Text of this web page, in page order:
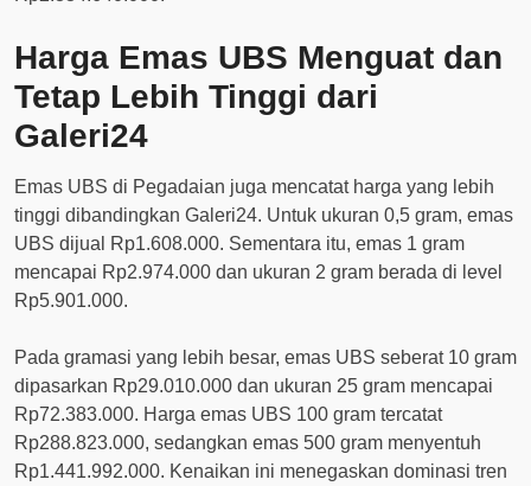
Harga Emas UBS Menguat dan
Tetap Lebih Tinggi dari
Galeri24
Emas UBS di Pegadaian juga mencatat harga yang lebih
tinggi dibandingkan Galeri24. Untuk ukuran 0,5 gram, emas
UBS dijual Rp1.608.000. Sementara itu, emas 1 gram
mencapai Rp2.974.000 dan ukuran 2 gram berada di level
Rp5.901.000.
Pada gramasi yang lebih besar, emas UBS seberat 10 gram
dipasarkan Rp29.010.000 dan ukuran 25 gram mencapai
Rp72.383.000. Harga emas UBS 100 gram tercatat
Rp288.823.000, sedangkan emas 500 gram menyentuh
Rp1.441.992.000. Kenaikan ini menegaskan dominasi tren